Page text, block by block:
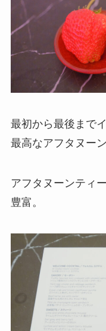
最初から最後まで
最高なアフタヌー
アフタヌーンティ
豊富。